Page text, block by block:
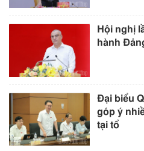
Hội nghị
hành
Đại biểu
góp ý
tại tổ